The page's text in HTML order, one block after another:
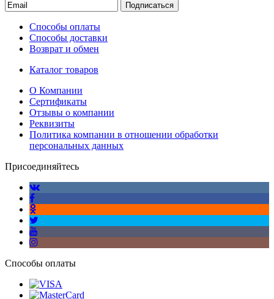
Подписаться
Способы оплаты
Способы доставки
Возврат и обмен
Каталог товаров
О Компании
Сертификаты
Отзывы о компании
Реквизиты
Политика компании в отношении обработки
персональных данных
Присоединяйтесь
Способы оплаты